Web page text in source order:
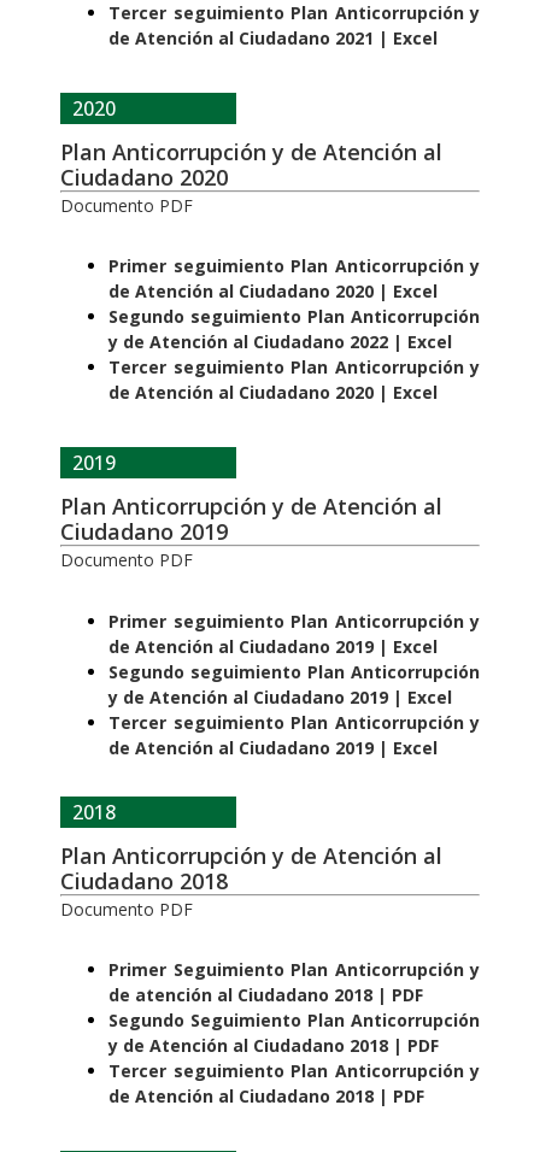
Tercer seguimiento Plan Anticorrupción y
de Atención al Ciudadano 2021 | Excel
2020
Plan Anticorrupción y de Atención al
Ciudadano 2020
Documento PDF
Primer seguimiento Plan Anticorrupción y
de Atención al Ciudadano 2020 | Excel
Segundo seguimiento Plan Anticorrupción
y de Atención al Ciudadano 2022 | Excel
Tercer seguimiento Plan Anticorrupción y
de Atención al Ciudadano 2020 | Excel
2019
Plan Anticorrupción y de Atención al
Ciudadano 2019
Documento PDF
Primer seguimiento Plan Anticorrupción y
de Atención al Ciudadano 2019 | Excel
Segundo seguimiento Plan Anticorrupción
y de Atención al Ciudadano 2019 | Excel
Tercer seguimiento Plan Anticorrupción y
de Atención al Ciudadano 2019 | Excel
2018
Plan Anticorrupción y de Atención al
Ciudadano 2018
Documento PDF
Primer Seguimiento Plan Anticorrupción y
de atención al Ciudadano 2018 | PDF
Segundo Seguimiento Plan Anticorrupción
y de Atención al Ciudadano 2018 | PDF
Tercer seguimiento Plan Anticorrupción y
de Atención al Ciudadano 2018 | PDF